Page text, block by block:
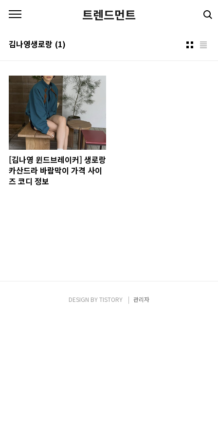
트렌드먼트
김나영생로랑 (1)
[김나영 윈드브레이커] 생로랑
카산드라 바람막이 가격 사이
즈 코디 정보
DESIGN BYTISTORY 관리자